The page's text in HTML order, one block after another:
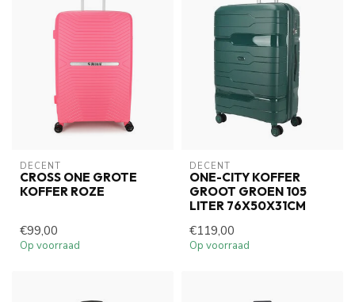
DECENT
CROSS ONE GROTE
KOFFER ROZE
€99,00
Op voorraad
DECENT
ONE-CITY KOFFER
GROOT GROEN 105
LITER 76X50X31CM
€119,00
Op voorraad